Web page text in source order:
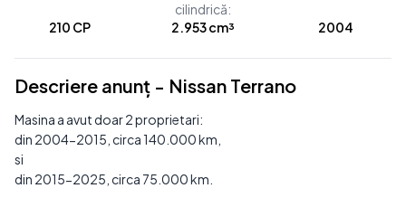
210 CP
cilindrică:
2.953 cm³
2004
Descriere anunț - Nissan Terrano
Masina a avut doar 2 proprietari:
din 2004-2015, circa 140.000 km,
si
din 2015-2025, circa 75.000 km.